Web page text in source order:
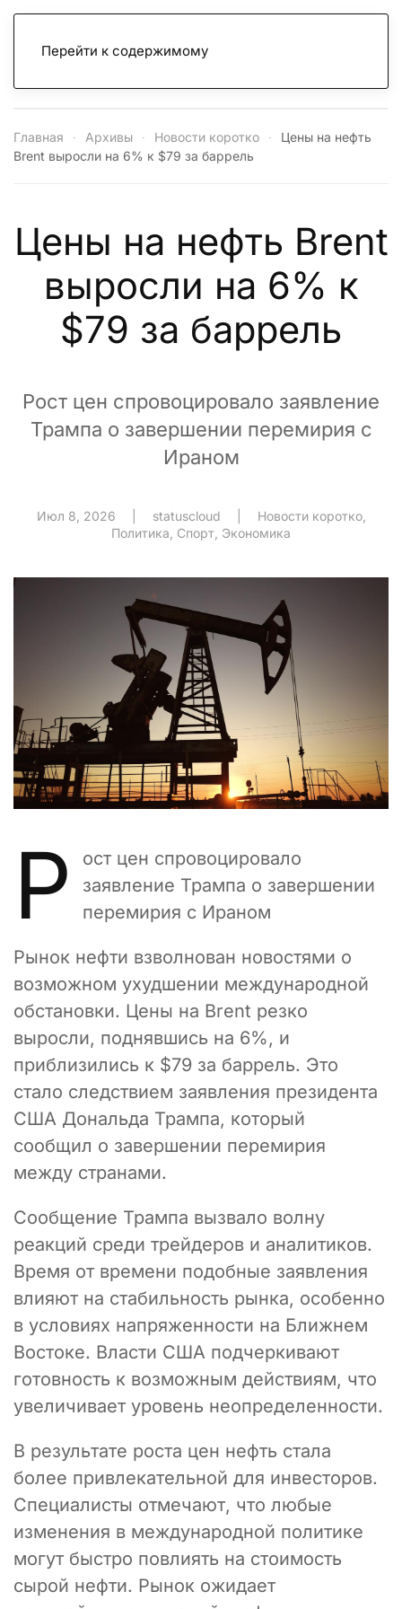
Перейти к содержимому
Главная Архивы Новости коротко
Цены на нефть
Brent выросли на 6% к $79 за баррель
Цены на нефть Brent
выросли на 6% к
$79 за баррель
Рост цен спровоцировало заявление
Трампа о завершении перемирия с
Ираном
Июл 8, 2026 statuscloud Новости коротко,
Политика Спорт Экономика
Р
ост цен спровоцировало
заявление Трампа о завершении
перемирия с Ираном
Рынок нефти взволнован новостями о
возможном ухудшении международной
обстановки. Цены на Brent резко
выросли, поднявшись на 6%, и
приблизились к $79 за баррель. Это
стало следствием заявления президента
США Дональда Трампа, который
сообщил о завершении перемирия
между странами.
Сообщение Трампа вызвало волну
реакций среди трейдеров и аналитиков.
Время от времени подобные заявления
влияют на стабильность рынка, особенно
в условиях напряженности на Ближнем
Востоке. Власти США подчеркивают
готовность к возможным действиям, что
увеличивает уровень неопределенности.
В результате роста цен нефть стала
более привлекательной для инвесторов.
Специалисты отмечают, что любые
изменения в международной политике
могут быстро повлиять на стоимость
сырой нефти. Рынок ожидает